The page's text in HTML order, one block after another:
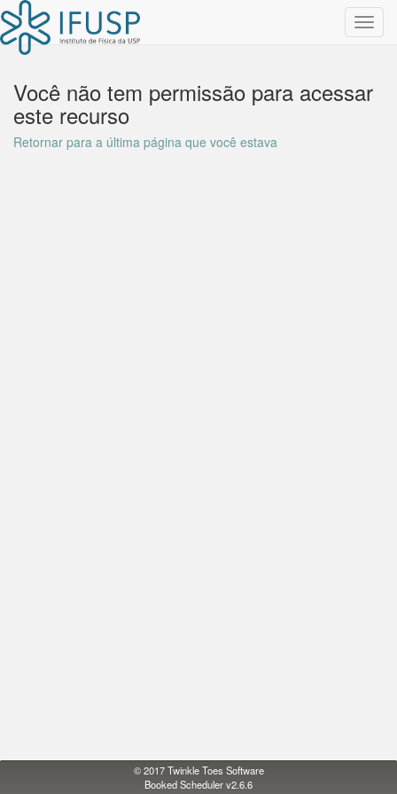
Você não tem permissão para acessar
este recurso
Retornar para a última página que você estava
© 2017Twinkle Toes Software
Booked Scheduler v2.6.6